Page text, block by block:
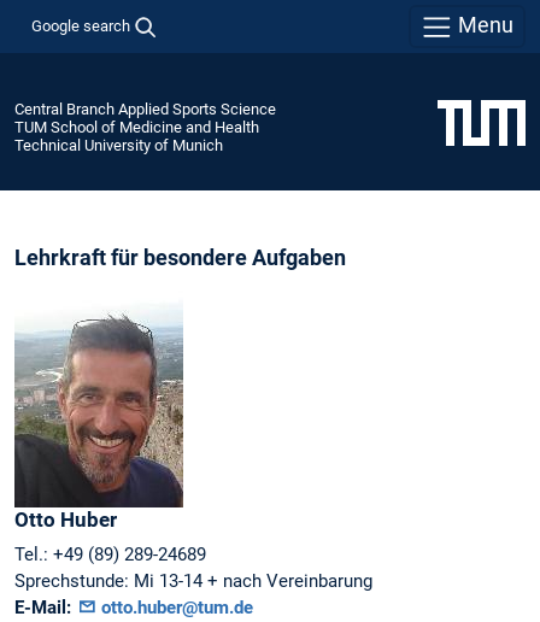
Google search Menu
Central Branch Applied Sports Science
TUM School of Medicine and Health
Technical University of Munich
Lehrkraft für besondere Aufgaben
Otto Huber
Tel.: +49 (89) 289-24689
Sprechstunde: Mi 13-14 + nach Vereinbarung
E-Mail:
otto.huber@tum.de